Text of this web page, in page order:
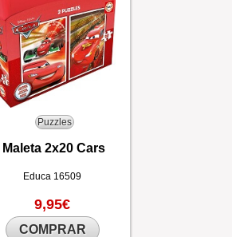
Puzzles
Maleta 2x20 Cars
Educa 16509
9,95€
COMPRAR